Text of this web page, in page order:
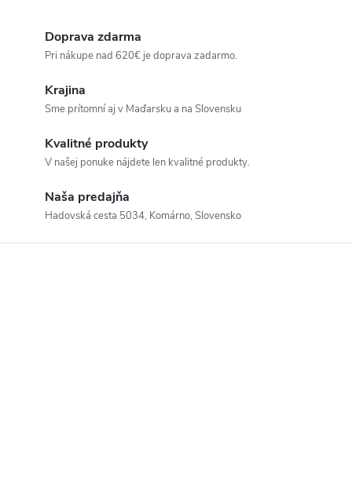
Doprava zdarma
Pri nákupe nad 620€ je doprava zadarmo.
Krajina
Sme prítomní aj v Maďarsku a na Slovensku
Kvalitné produkty
V našej ponuke nájdete len kvalitné produkty.
Naša predajňa
Hadovská cesta 5034, Komárno, Slovensko